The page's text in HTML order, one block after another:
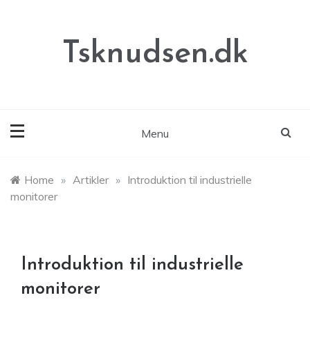
Tsknudsen.dk
Menu
Home » Artikler » Introduktion til industrielle
monitorer
Introduktion til industrielle
monitorer